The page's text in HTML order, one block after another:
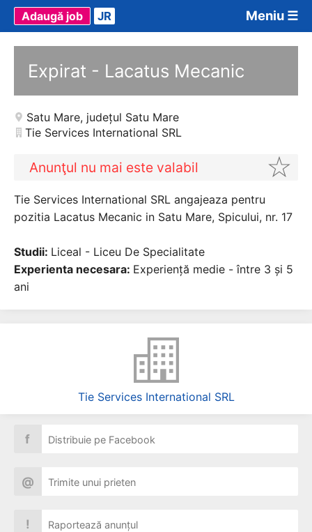
Meniu ☰
Adaugă job JR
Expirat - Lacatus Mecanic
Satu Mare, județul Satu Mare
Tie Services International SRL
Anunţul nu mai este valabil
Tie Services International SRL angajeaza pentru
pozitia Lacatus Mecanic in Satu Mare, Spicului, nr. 17
Studii: Liceal - Liceu De Specialitate
Experienta necesara: Experiență medie - între 3 și 5
ani
Tie Services International SRL
f Distribuie pe Facebook
@ Trimite unui prieten
! Raportează anunțul